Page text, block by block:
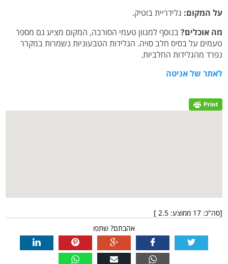
על המקום: גלידריית בוטיק.
מה אוכלים?בנוסף למגוון טעמי הסורבה, המקום מציע גם מספר
טעמים על בסיס חלב סויה. הגלידות הטבעוניות נשמרות במקרר
נפרד מהגלידות החלביות.
לאתר של אניטה
[סה"כ: 17 ממוצע: 2.5
]
אהבתם? שתפו